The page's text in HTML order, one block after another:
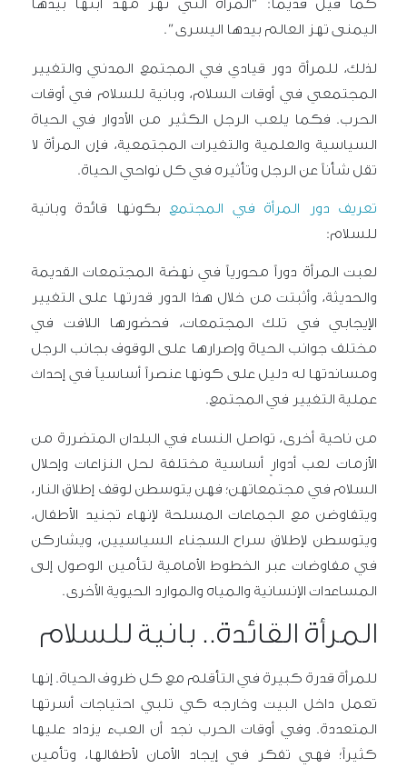
كما قيل قديماً: “المرأة التي تهز مهد ابنها بيدها
اليمنى تهز العالم بيدها اليسرى”.
لذلك، للمرأة دور قيادي في المجتمع المدني والتغيير
المجتمعي في أوقات السلام، وبانية للسلام في أوقات
الحرب. فكما يلعب الرجل الكثير من الأدوار في الحياة
السياسية والعلمية والتغيرات المجتمعية، فإن المرأة لا
تقل شأناً عن الرجل وتأثيره في كل نواحي الحياة.
تعريف دور المرأة في المجتمعبكونها قائدة وبانية
للسلام:
لعبت المرأة دوراً محورياً في نهضة المجتمعات القديمة
والحديثة، وأثبتت من خلال هذا الدور قدرتها على التغيير
الإيجابي في تلك المجتمعات، فحضورها اللافت في
مختلف جوانب الحياة وإصرارها على الوقوف بجانب الرجل
ومساندتها له دليل على كونها عنصراً أساسياً في إحداث
عملية التغيير في المجتمع.
من ناحية أخرى، تواصل النساء في البلدان المتضررة من
الأزمات لعب أدوارٍ أساسية مختلفة لحل النزاعات وإحلال
السلام في مجتمعاتهن؛ فهن يتوسطن لوقف إطلاق النار،
ويتفاوضن مع الجماعات المسلحة لإنهاء تجنيد الأطفال،
ويتوسطن لإطلاق سراح السجناء السياسيين، ويشاركن
في مفاوضات عبر الخطوط الأمامية لتأمين الوصول إلى
المساعدات الإنسانية والمياه والموارد الحيوية الأخرى.
المرأة القائدة.. بانية للسلام
للمرأة قدرة كبيرة في التأقلم مع كل ظروف الحياة. إنها
تعمل داخل البيت وخارجه كي تلبي احتياجات أسرتها
المتعددة. وفي أوقات الحرب نجد أن العبء يزداد عليها
كثيراً؛ فهي تفكر في إيجاد الأمان لأطفالها، وتأمين